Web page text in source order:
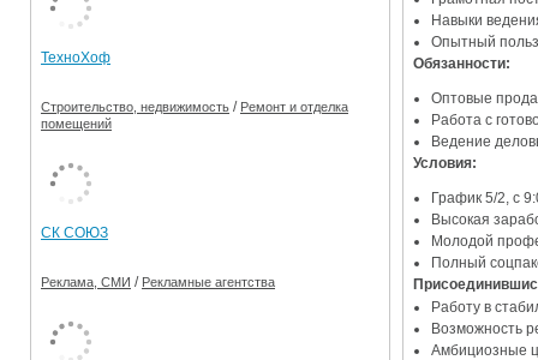
Ограничения движения транспорта на майские
Электронные транспортные карты
Навыки
Опытный
Обязанности:
Оптовые
Работа с
Ведение
Условия:
График 5/2, с
Высокая
Молодой
Полный
Работу в
Возможность
Амбициозные
ТехноХоф
Строительство, недвижимость / Ремонт и отделка
помещений
СК СОЮЗ
Реклама, СМИ / Рекламные агентства